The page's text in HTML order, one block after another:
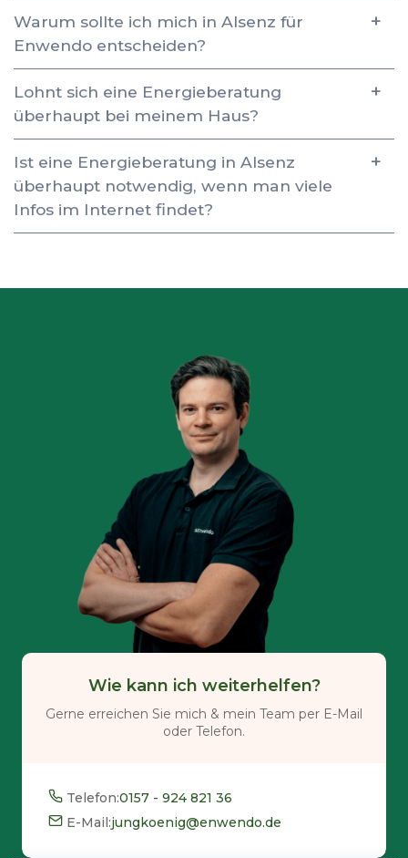
Warum sollte ich mich in Alsenz für
Enwendo entscheiden?
Lohnt sich eine Energieberatung
überhaupt bei meinem Haus?
Ist eine Energieberatung in Alsenz
überhaupt notwendig, wenn man viele
Infos im Internet findet?
Wie kann ich weiterhelfen?
Gerne erreichen Sie mich & mein Team per E-Mail
oder Telefon.
Telefon:0157 - 924 821 36
E-Mail:jungkoenig@enwendo.de